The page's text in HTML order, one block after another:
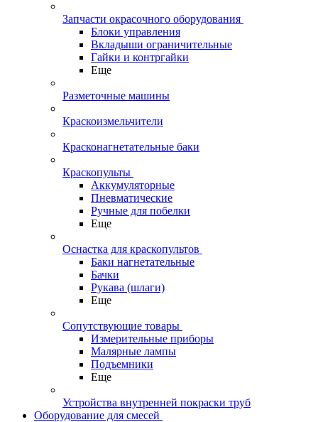
Запчасти окрасочного оборудования
Блоки управления
Вкладыши ограничительные
Гайки и контргайки
Еще
Разметочные машины
Краскоизмельчители
Красконагнетательные баки
Краскопульты
Аккумуляторные
Пневматические
Ручные для побелки
Еще
Оснастка для краскопультов
Баки нагнетательные
Бачки
Рукава (шлаги)
Еще
Сопутствующие товары
Измерительные приборы
Малярные лампы
Подъемники
Еще
Устройства внутренней покраски труб
Оборудование для смесей